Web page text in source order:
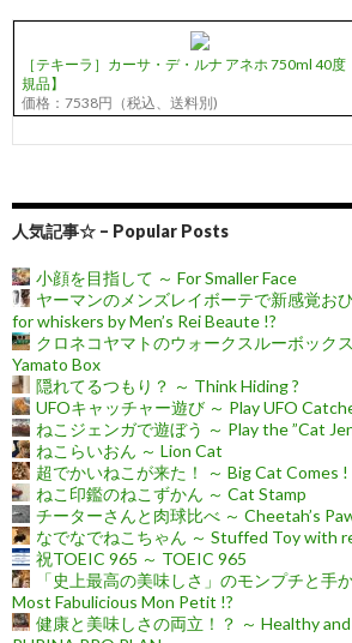
［テキーラ］カーサ・デ・ルナ アネホ 750ml 40度
規品】
価格：7538円（税込、送料別)
人気記事☆ – Popular Posts
小顔を目指して ～ For Smaller Face
ヤーマンのメンズレイボーテで新感覚お
for whiskers by Men’s Rei Beaute !?
クロネコヤマトのウォークスルーボッ
Yamato Box
隠れてるつもり？ ～ Think Hiding ?
UFOキャッチャー遊び ～ Play UFO
ねこジェンガで遊ぼう ～ Play the ”Cat
ねこらいおん ～ Lion Cat
超でかいねこが来た！ ～ Big Cat Comes !
ねこ印鑑のねこずかん ～ Cat Stamp
チーターさんと肉球比べ ～ Cheetah’s
なでなでねこちゃん ～ Stuffed Toy with
祝TOEIC 965 ～ TOEIC 965
「史上最高の美味しさ」のモンプチと手
Most Fabulicious Mon Petit !?
健康と美味しさの両立！？ ～ Healthy